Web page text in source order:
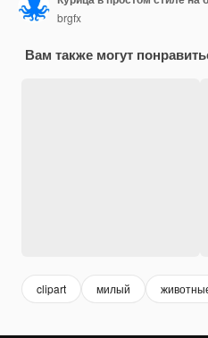
brgfx
Вам также могут
clipart милый